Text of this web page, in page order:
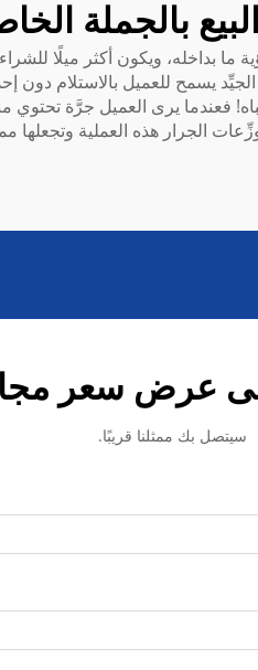
بالجملة
بداخله، ويكون أكثر ميلًا
يسمح للعميل بالاستلام دون
فعندما يرى العميل جرَّة تحتوي
الجرار هذه العملية
عرض سعر
سيتصل بك ممثلنا قريبًا.